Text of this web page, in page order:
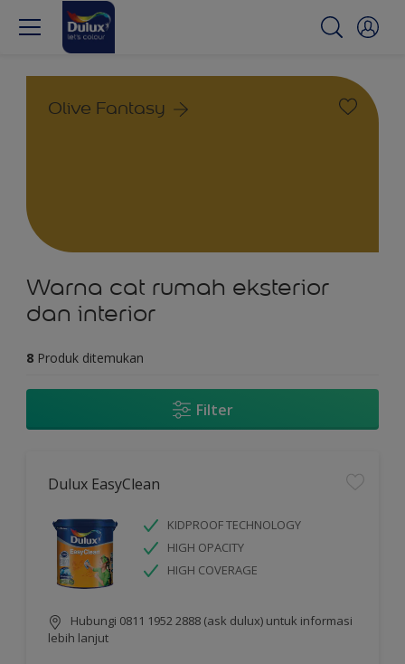
Olive Fantasy
Warna cat rumah eksterior
dan interior
8 Produk ditemukan
Filter
Dulux EasyClean
KIDPROOF TECHNOLOGY
HIGH OPACITY
HIGH COVERAGE
Hubungi 0811 1952 2888 (ask dulux) untuk informasi
lebih lanjut